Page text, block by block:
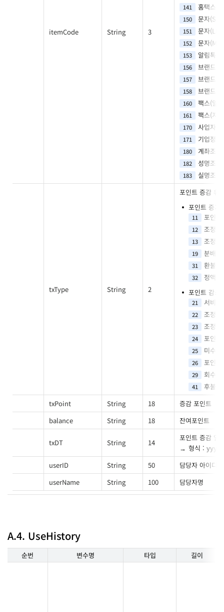
itemCode String 3
141 홈택스수
150 문자
151 문자
152 문자
153 알림톡
156 브랜드
157 브랜드
158 브랜드
160 팩스(일
161 팩스(지
170 사업자등
171 기업정보
180 계좌조회
182 성명조회
183 실명조회
txType String 2
포인트 증감 유
포인트 증가
11 포인트
12 조정
13 조정
19 분배
31 환불
32
정액
포인트 감소
21 서비
22 조정
23 조정
24 포인트
25 미수
26 포인트
29 회수
41
후불누
txPoint
String 18
증감 포인트
balance
String 18 잔여포인트
txDT String 14
포인트 증감 일
형식 :
userID
String 50
담당자 아이디
userName
String 100 담당자명
A.4. UseHistory
순번 변수명 타입 길이